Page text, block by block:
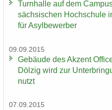
Turn­hal­le auf dem
säch­si­schen Hoch­schu­le
für Asyl­be­wer­ber
09.09.2015
Ge­bäu­de des Ak­zent
Döl­zig wird zur
nutzt
07.09.2015